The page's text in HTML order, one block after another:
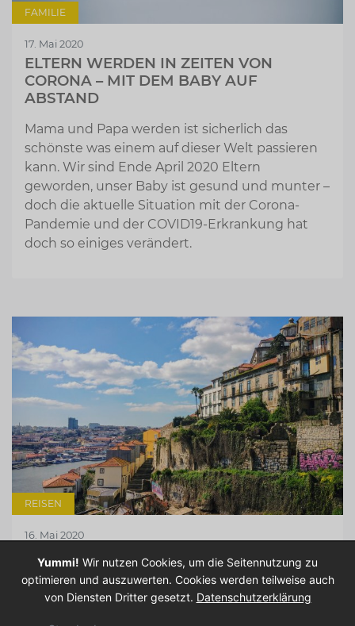
FAMILIE
17. Mai 2020
ELTERN WERDEN IN ZEITEN VON
CORONA – MIT DEM BABY AUF
ABSTAND
Mama und Papa werden ist sicherlich das
schönste was einem auf dieser Welt passieren
kann. Wir sind Ende April 2020 Eltern
geworden, unser Baby ist gesund und munter –
doch die aktuelle Situation mit der Corona-
Pandemie und der COVID19-Erkrankung hat
doch so einiges verändert.
REISEN
16. Mai 2020
10 TIPPS FÜR EINEN KURZURLAUB IN
PORTO
2018 haben wir uns in Porto verliebt ❤️. Die
wunderschöne Stadt Portugals hat uns vier
Yummi! Wir nutzen Cookies, um die Seitennutzung zu
optimieren und auszuwerten. Cookies werden teilweise auch
von Diensten Dritter gesetzt. Datenschutzerklärung